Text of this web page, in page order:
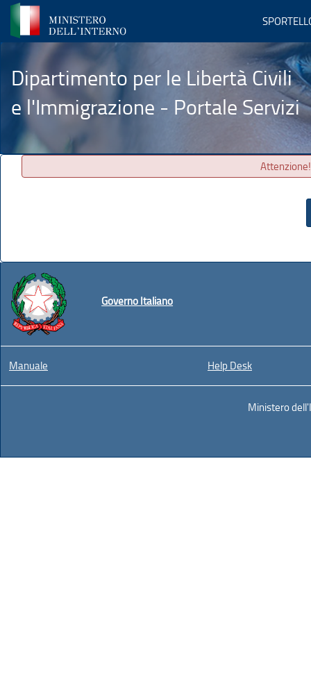
Dipartimento per le Libertà Civili
e l'Immigrazione - Portale Servizi
Governo Italiano
Manuale Help Desk
Ministero